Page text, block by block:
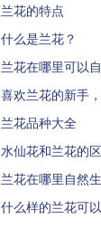
兰花的特点
什么是兰花？
兰花在哪里可以
喜欢兰花的新手
兰花品种大全
水仙花和兰花的
兰花在哪里自然
什么样的兰花可